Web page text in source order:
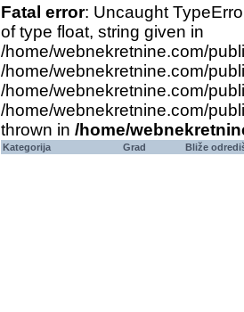
Fatal error: Uncaught
of type float, string given in
/home/webnekretnine.com/
/home/webnekretnine.com/
/home/webnekretnine.com/
/home/webnekretnine.com/
thrown in /home/
Kategorija Grad Bliže